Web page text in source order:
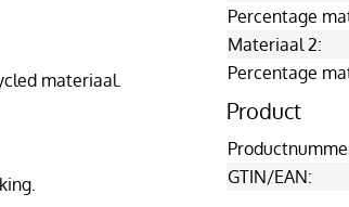
materiaal.
Percentage
Materiaal 2:
Percentage
Product
GTIN/EAN: